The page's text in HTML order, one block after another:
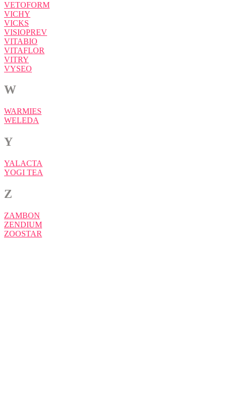
VETOFORM
VICHY
VICKS
VISIOPREV
VITABIO
VITAFLOR
VITRY
VYSEO
W
WARMIES
WELEDA
Y
YALACTA
YOGI TEA
Z
ZAMBON
ZENDIUM
ZOOSTAR